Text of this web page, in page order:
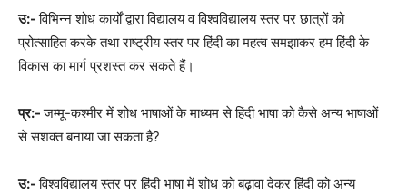
उ:-विभिन्न शोध कार्यों द्वारा विद्यालय व विश्वविद्यालय स्तर पर छात्रों को
प्रोत्साहित करके तथा राष्ट्रीय स्तर पर हिंदी का महत्व समझाकर हम हिंदी के
विकास का मार्ग प्रशस्त कर सकते हैं।
प्र:-जम्मू-कश्मीर में शोध भाषाओं के माध्यम से हिंदी भाषा को कैसे अन्य भाषाओं
से सशक्त बनाया जा सकता है?
उ:-विश्वविद्यालय स्तर पर हिंदी भाषा में शोध को बढ़ावा देकर हिंदी को अन्य